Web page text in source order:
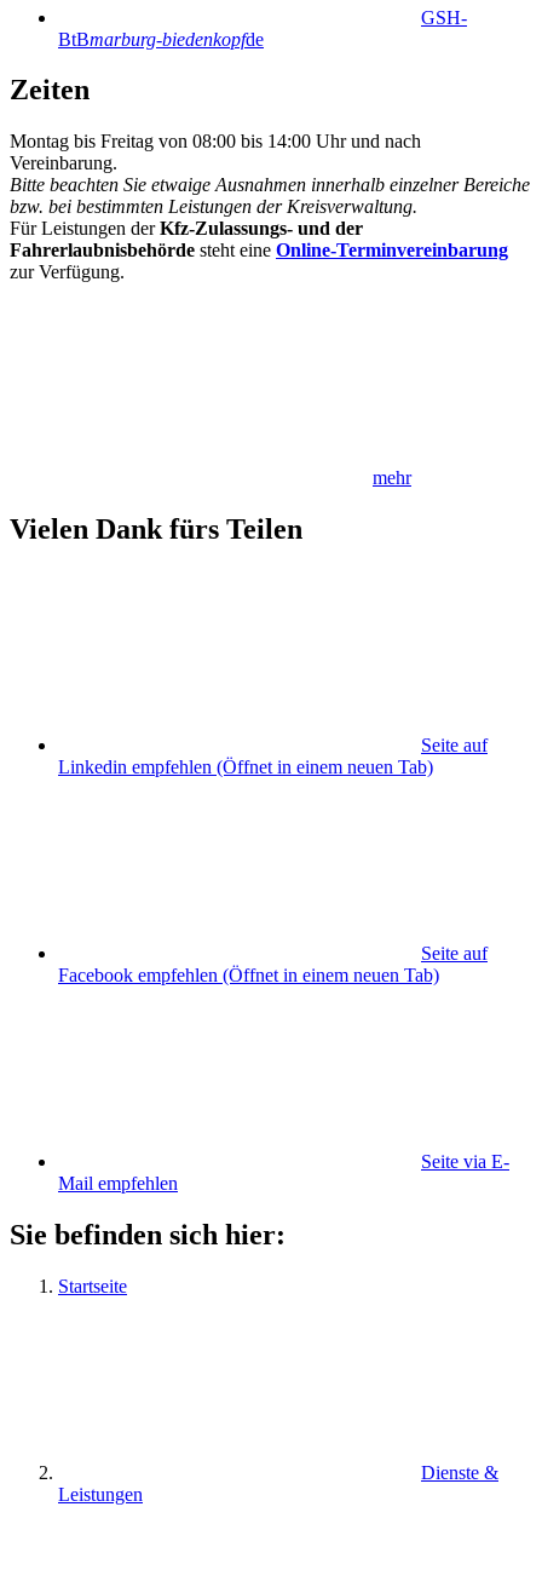
GSH-
BtBmarburg-biedenkopfde
Zeiten
Montag bis Freitag von 08:00 bis 14:00 Uhr und nach
Vereinbarung.
Bitte beachten Sie etwaige Ausnahmen innerhalb einzelner Bereiche
bzw. bei bestimmten Leistungen der Kreisverwaltung.
Für Leistungen derKfz-Zulassungs- und der
Fahrerlaubnisbehörde steht eine Online-Terminvereinbarung
zur Verfügung.
mehr
Vielen Dank fürs Teilen
Seite auf
Linkedin empfehlen (Öffnet in einem neuen Tab)
Seite auf
Facebook empfehlen (Öffnet in einem neuen Tab)
Seite via E-
Mail empfehlen
Sie befinden sich hier:
Startseite
Dienste &
Leistungen